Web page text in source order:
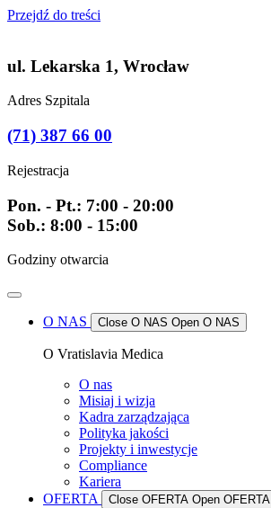
Przejdź do treści
ul. Lekarska 1, Wrocław
Adres Szpitala
(71) 387 66 00
Rejestracja
Pon. - Pt.: 7:00 - 20:00
Sob.: 8:00 - 15:00
Godziny otwarcia
O NAS Close O NAS Open O NAS
O Vratislavia Medica
O nas
Misiaj i wizja
Kadra zarządzająca
Polityka jakości
Projekty i inwestycje
Compliance
Kariera
OFERTA
Close OFERTA Open OFERTA